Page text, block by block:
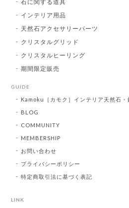
石に関する道具
インテリア用品
天然石アクセサリーパーツ
クリスタルグリッド
クリスタルヒーリング
期間限定販売
GUIDE
Kamoku［カモク］インテリア天然石
BLOG
COMMUNITY
MEMBERSHIP
お問い合わせ
プライバシーポリシー
特定商取引法に基づく表記
LINK